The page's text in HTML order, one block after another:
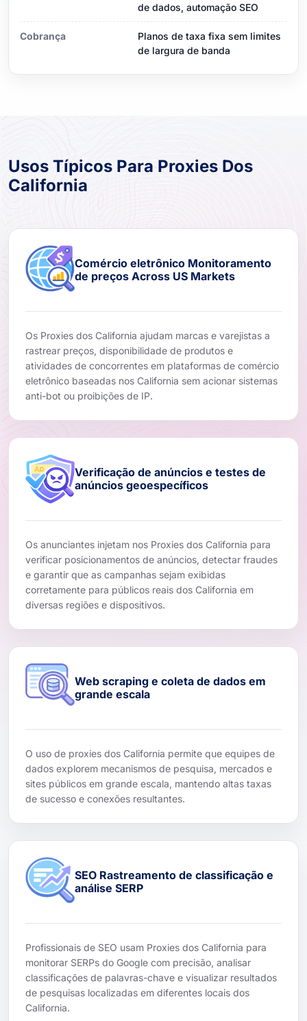
de dados, automação SEO
Cobrança
Planos de taxa fixa sem limites
de largura de banda
Usos Típicos Para Proxies Dos
California
Comércio eletrônico Monitoramento
de preços Across US Markets
Os Proxies dos California ajudam marcas e varejistas a
rastrear preços, disponibilidade de produtos e
atividades de concorrentes em plataformas de comércio
eletrônico baseadas nos California sem acionar sistemas
anti-bot ou proibições de IP.
Verificação de anúncios e testes de
anúncios geoespecíficos
Os anunciantes injetam nos Proxies dos California para
verificar posicionamentos de anúncios, detectar fraudes
e garantir que as campanhas sejam exibidas
corretamente para públicos reais dos California em
diversas regiões e dispositivos.
Web scraping e coleta de dados em
grande escala
O uso de proxies dos California permite que equipes de
dados explorem mecanismos de pesquisa, mercados e
sites públicos em grande escala, mantendo altas taxas
de sucesso e conexões resultantes.
SEO Rastreamento de classificação e
análise SERP
Profissionais de SEO usam Proxies dos California para
monitorar SERPs do Google com precisão, analisar
classificações de palavras-chave e visualizar resultados
de pesquisas localizadas em diferentes locais dos
California.